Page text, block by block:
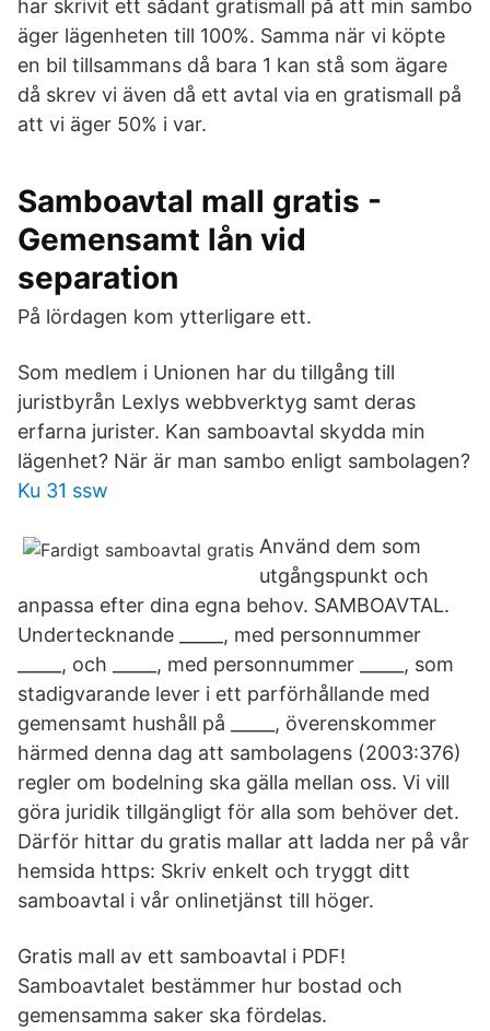
har skrivit ett sådant gratismall på att min sambo
äger lägenheten till 100%. Samma när vi köpte
en bil tillsammans då bara 1 kan stå som ägare
då skrev vi även då ett avtal via en gratismall på
att vi äger 50% i var.
Samboavtal mall gratis -
Gemensamt lån vid
separation
På lördagen kom ytterligare ett.
Som medlem i Unionen har du tillgång till
juristbyrån Lexlys webbverktyg samt deras
erfarna jurister. Kan samboavtal skydda min
lägenhet? När är man sambo enligt sambolagen?
Ku 31 ssw
Använd dem som
utgångspunkt och
anpassa efter dina egna behov. SAMBOAVTAL.
Undertecknande _____, med personnummer
_____, och _____, med personnummer _____, som
stadigvarande lever i ett parförhållande med
gemensamt hushåll på _____, överenskommer
härmed denna dag att sambolagens (2003:376)
regler om bodelning ska gälla mellan oss. Vi vill
göra juridik tillgängligt för alla som behöver det.
Därför hittar du gratis mallar att ladda ner på vår
hemsida https: Skriv enkelt och tryggt ditt
samboavtal i vår onlinetjänst till höger.
Gratis mall av ett samboavtal i PDF!
Samboavtalet bestämmer hur bostad och
gemensamma saker ska fördelas.